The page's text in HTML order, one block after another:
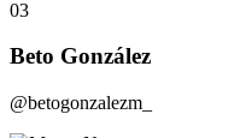
03
Beto González
@betogonzalezm_